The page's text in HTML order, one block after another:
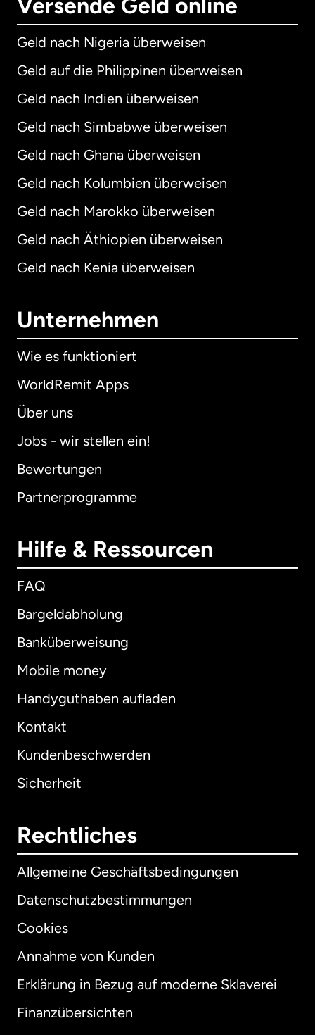
Versende Geld online
Geld nach Nigeria überweisen
Geld auf die Philippinen überweisen
Geld nach Indien überweisen
Geld nach Simbabwe überweisen
Geld nach Ghana überweisen
Geld nach Kolumbien überweisen
Geld nach Marokko überweisen
Geld nach Äthiopien überweisen
Geld nach Kenia überweisen
Unternehmen
Wie es funktioniert
WorldRemit Apps
Über uns
Jobs - wir stellen ein!
Bewertungen
Partnerprogramme
Hilfe & Ressourcen
FAQ
Bargeldabholung
Banküberweisung
Mobile money
Handyguthaben aufladen
Kontakt
Kundenbeschwerden
Sicherheit
Rechtliches
Allgemeine Geschäftsbedingungen
Datenschutzbestimmungen
Cookies
Annahme von Kunden
Erklärung in Bezug auf moderne Sklaverei
Finanzübersichten
International English